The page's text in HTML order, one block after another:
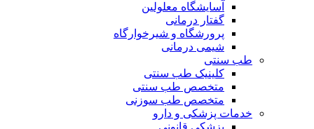
آسایشگاه معلولین
گفتار درمانی
پرورشگاه و شیرخوارگاه
شیمی درمانی
طب سنتی
کلینیک طب سنتی
متخصص طب سنتی
متخصص طب سوزنی
خدمات پزشکی و دارو